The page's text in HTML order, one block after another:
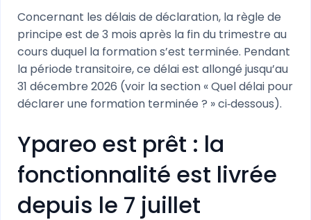
Concernant les délais de déclaration, la règle de
principe est de 3 mois après la fin du trimestre au
cours duquel la formation s’est terminée. Pendant
la période transitoire, ce délai est allongé jusqu’au
31 décembre 2026 (voir la section « Quel délai pour
déclarer une formation terminée ? » ci‑dessous).
Ypareo est prêt : la
fonctionnalité est livrée
depuis le 7 juillet